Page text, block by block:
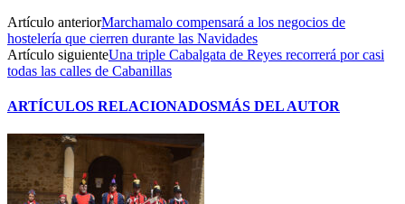
Artículo anteriorMarchamalo compensará a los negocios de
hostelería que cierren durante las Navidades
Artículo siguienteUna triple Cabalgata de Reyes recorrerá por casi
todas las calles de Cabanillas
ARTÍCULOS RELACIONADOSMÁS DEL AUTOR